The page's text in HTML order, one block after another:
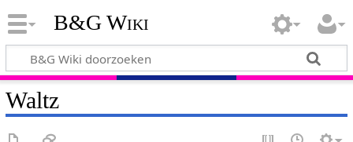
B&G Wiki
Waltz